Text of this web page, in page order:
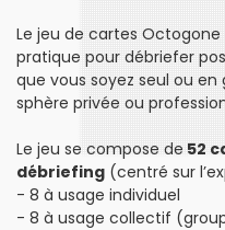
Le jeu de cartes
pratique pour débriefer
que vous soyez seul ou
sphère privée ou
Le jeu se compose de 52
débriefing (centré sur
- 8 à usage individuel
- 8 à usage collectif